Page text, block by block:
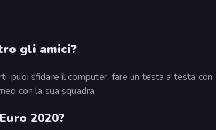
gli amici?
puoi sfidare il computer, fare un testa a testa con
con la sua squadra.
2020?